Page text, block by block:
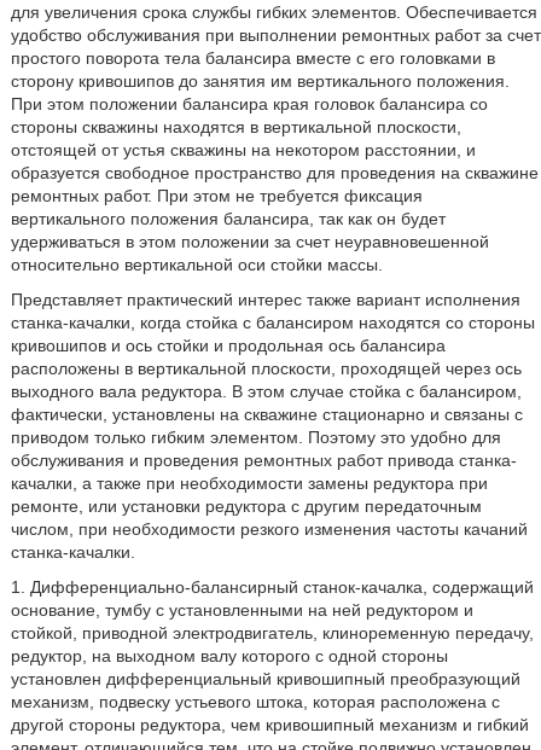
для увеличения срока службы гибких элементов. Обеспечивается
удобство обслуживания при выполнении ремонтных работ за счет
простого поворота тела балансира вместе с его головками в
сторону кривошипов до занятия им вертикального положения.
При этом положении балансира края головок балансира со
стороны скважины находятся в вертикальной плоскости,
отстоящей от устья скважины на некотором расстоянии, и
образуется свободное пространство для проведения на скважине
ремонтных работ. При этом не требуется фиксация
вертикального положения балансира, так как он будет
удерживаться в этом положении за счет неуравновешенной
относительно вертикальной оси стойки массы.
Представляет практический интерес также вариант исполнения
станка-качалки, когда стойка с балансиром находятся со стороны
кривошипов и ось стойки и продольная ось балансира
расположены в вертикальной плоскости, проходящей через ось
выходного вала редуктора. В этом случае стойка с балансиром,
фактически, установлены на скважине стационарно и связаны с
приводом только гибким элементом. Поэтому это удобно для
обслуживания и проведения ремонтных работ привода станка-
качалки, а также при необходимости замены редуктора при
ремонте, или установки редуктора с другим передаточным
числом, при необходимости резкого изменения частоты качаний
станка-качалки.
1. Дифференциально-балансирный станок-качалка, содержащий
основание, тумбу с установленными на ней редуктором и
стойкой, приводной электродвигатель, клиноременную передачу,
редуктор, на выходном валу которого с одной стороны
установлен дифференциальный кривошипный преобразующий
механизм, подвеску устьевого штока, которая расположена с
другой стороны редуктора, чем кривошипный механизм и гибкий